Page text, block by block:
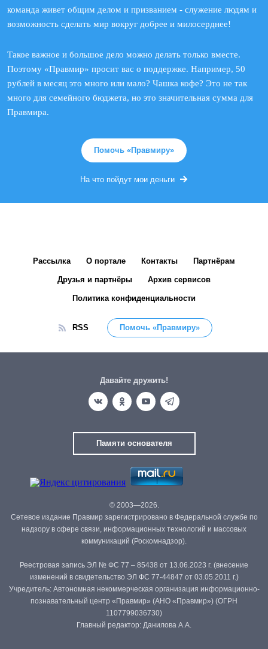
команда живет общим делом и призванием - служение людям и
возможность сделать мир вокруг добрее и милосерднее!
Такое важное и большое дело можно делать только вместе.
Поэтому «Правмир» просит вас о поддержке. Например, 50
рублей в месяц это много или мало? Чашка кофе? Это не так
много для семейного бюджета, но это значительная сумма для
Правмира.
Помочь «Правмиру»
На что пойдут мои деньги
Рассылка О портале Контакты Партнёрам
Друзья и партнёры Архив сервисов
Политика конфиденциальности
RSS Помочь «Правмиру»
Давайте дружить!
Памяти основателя
© 2003—2026.
Сетевое издание Правмир зарегистрировано в Федеральной службе по
надзору в сфере связи, информационных технологий и массовых
коммуникаций (Роскомнадзор).
Реестровая запись ЭЛ № ФС 77 – 85438 от 13.06.2023 г. (внесение
изменений в свидетельство ЭЛ ФС 77-44847 от 03.05.2011 г.)
Учредитель: Автономная некоммерческая организация информационно-
познавательный центр «Правмир» (АНО «Правмир») (ОГРН
1107799036730)
Главный редактор: Данилова А.А.